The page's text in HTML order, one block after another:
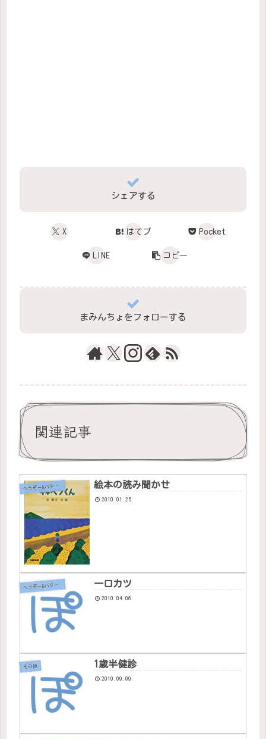
シェアする
X はてブ Pocket
LINE コピー
まみんちょをフォローする
関連記事
へ
うぞー&バタちゃん 絵本の読み聞かせ
2010.01.25
へ
うぞー&バタちゃん 一口カツ
2010.04.06
その他 1歳半健診
2010.09.09